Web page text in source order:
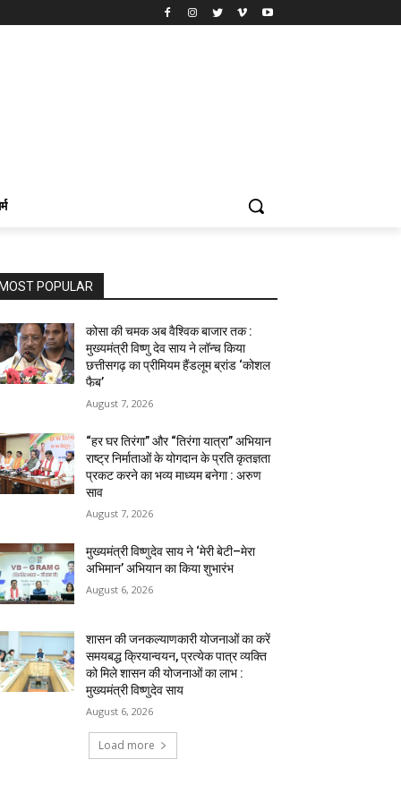
POPULAR
कोसा की चमक अब वैश्विक बाजार तक :
मुख्यमंत्री विष्णु देव साय ने लॉन्च किया
छत्तीसगढ़ का प्रीमियम हैंडलूम ब्रांड ‘कोशल
फैब’
August 7, 2026
“हर घर तिरंगा” और “तिरंगा यात्रा” अभियान
राष्ट्र निर्माताओं के योगदान के प्रति कृतज्ञता
प्रकट करने का भव्य माध्यम बनेगा : अरुण
साव
August 7, 2026
मुख्यमंत्री विष्णुदेव साय ने ‘मेरी बेटी–मेरा
अभिमान’ अभियान का किया शुभारंभ
August 6, 2026
शासन की जनकल्याणकारी योजनाओं का करें
समयबद्ध क्रियान्वयन, प्रत्येक पात्र व्यक्ति
को मिले शासन की योजनाओं का लाभ :
मुख्यमंत्री विष्णुदेव साय
August 6, 2026
Load more